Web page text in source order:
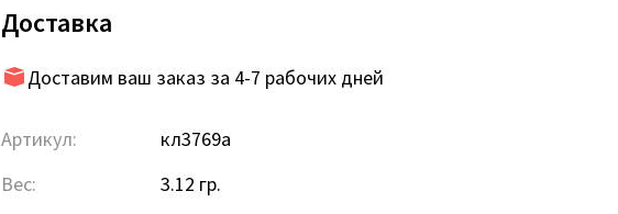
Доставка
Доставим ваш заказ за 4-7 рабочих дней
Артикул:
кл3769а
Вес:
3.12 гр.